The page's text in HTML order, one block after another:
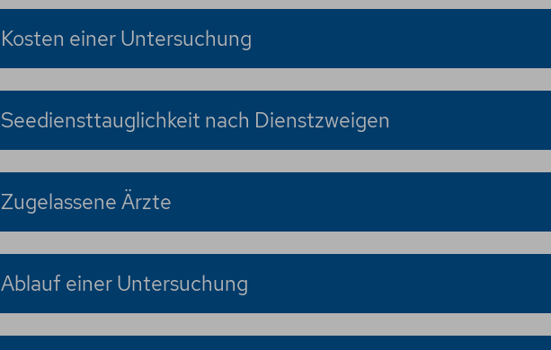
Kosten einer Untersuchung
Seediensttauglichkeit nach Dienstzweigen
Zugelassene Ärzte
Ablauf einer Untersuchung